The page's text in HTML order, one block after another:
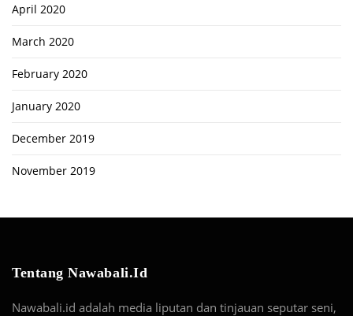
April 2020
March 2020
February 2020
January 2020
December 2019
November 2019
Tentang Nawabali.id
Nawabali.id adalah media liputan dan tinjauan seputar seni,